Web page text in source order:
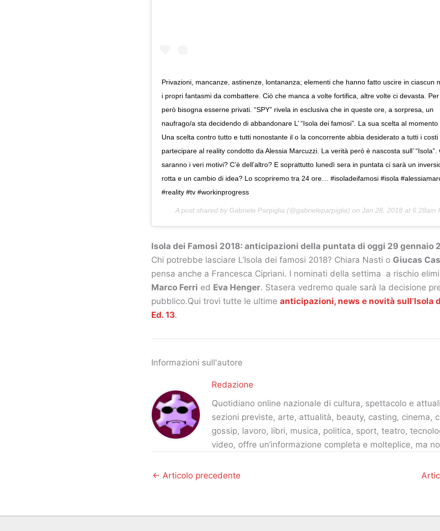
Privazioni, mancanze, astinenze, lontananza; elementi che hanno fatto uscire in ciascun
i propri fantasmi da combattere. Ciò che manca a volte fortifica, altre volte ci devasta.
però bisogna esserne privati. “SPY” rivela in esclusiva che in queste ore, a sorpresa, un
naufrago/a sta decidendo di abbandonare L’ “Isola dei famosi”. La sua scelta al
Una scelta contro tutto e tutti nonostante il o la concorrente abbia desiderato a tutti i costi
partecipare al reality condotto da Alessia Marcuzzi. La verità però è nascosta sull’ “Isola”.
saranno i veri motivi? C’è dell’altro? E soprattutto lunedì sera in puntata ci sarà un
rotta e un cambio di idea? Lo scopriremo tra 24 ore… #isoladeifamosi #isola
#reality #tv #workinprogress
A post shared by Gabriele Parpiglia (@gabrieleparpiglia) on Jan 28, 2018 at 6:28am
Isola dei Famosi 2018: anticipazioni della puntata di oggi 29 gennaio
Chi potrebbe lasciare L’Isola dei famosi 2018? Chiara Nasti o Giucas
pensa anche a Francesca Cipriani. I nominati della settima a rischio
Marco Ferri ed Eva Henger. Stasera vedremo quale sarà la decisione
pubblico.Qui trovi tutte le ultime anticipazioni, news e novità sull’Isola
Ed. 13.
Informazioni sull'autore
Redazione
Quotidiano online nazionale di cultura, spettacolo e
sezioni previste, arte, attualità, beauty, casting, cinema,
gossip, lavoro, libri, musica, politica, sport, teatro,
video, offre un’informazione completa e molteplice, ma
← Articolo precedente